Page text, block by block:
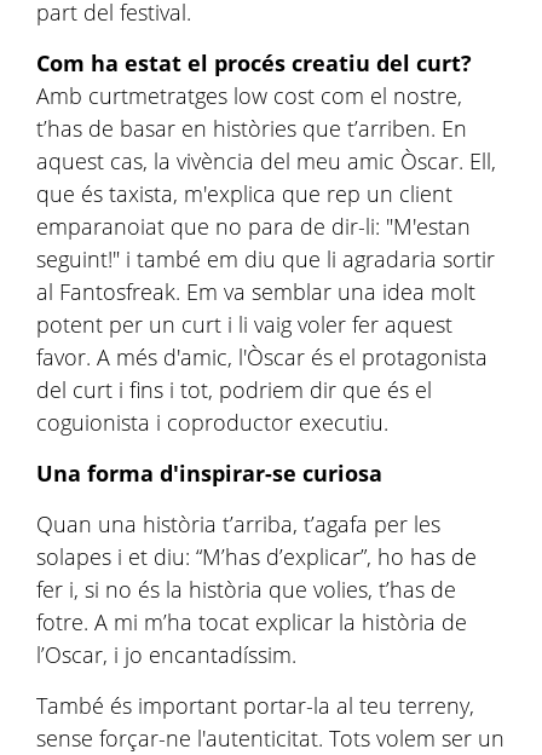
part del festival.
Com ha estat el procés creatiu del curt?
Amb curtmetratges low cost com el nostre,
t’has de basar en històries que t’arriben. En
aquest cas, la vivència del meu amic Òscar. Ell,
que és taxista, m'explica que rep un client
emparanoiat que no para de dir-li: "M'estan
seguint!" i també em diu que li agradaria sortir
al Fantosfreak. Em va semblar una idea molt
potent per un curt i li vaig voler fer aquest
favor. A més d'amic, l'Òscar és el protagonista
del curt i fins i tot, podriem dir que és el
coguionista i coproductor executiu.
Una forma d'inspirar-se curiosa
Quan una història t’arriba, t’agafa per les
solapes i et diu: “M’has d’explicar”, ho has de
fer i, si no és la història que volies, t’has de
fotre. A mi m’ha tocat explicar la història de
l’Oscar, i jo encantadíssim.
També és important portar-la al teu terreny,
sense forçar-ne l'autenticitat. Tots volem ser un